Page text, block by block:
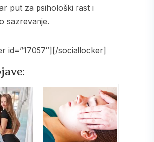
put za psihološki rast i
sazrevanje.
id=”17057″][/sociallocker]